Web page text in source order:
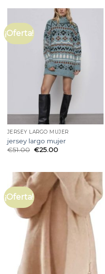
¡Oferta!
JERSEY LARGO MUJER
jersey largo mujer
€51.00 €25.00
¡Oferta!